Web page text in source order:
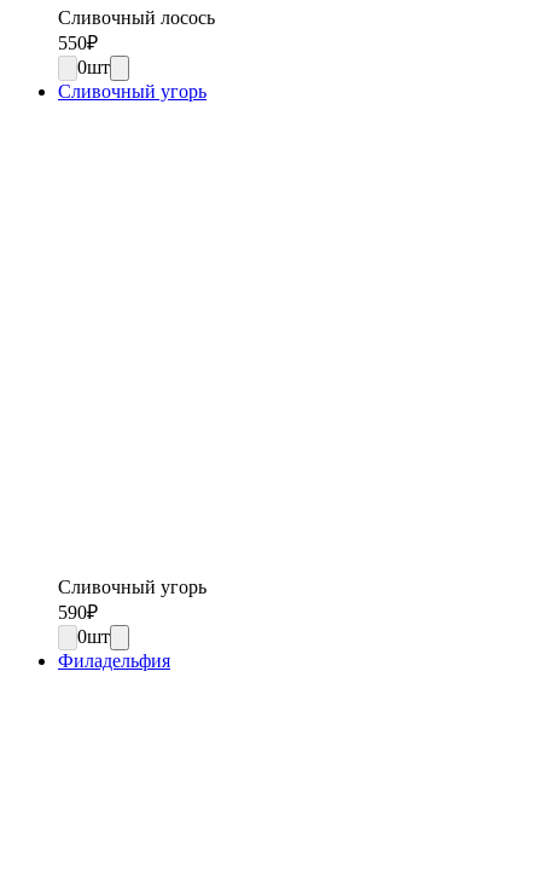
Сливочный лосось
550₽
0шт
Сливочный угорь
Сливочный угорь
590₽
0шт
Филадельфия